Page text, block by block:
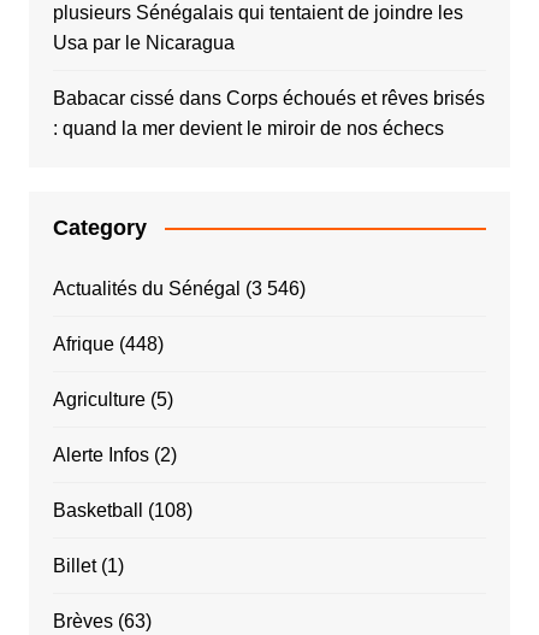
plusieurs Sénégalais qui tentaient de joindre les
Usa par le Nicaragua
Babacar cissédans Corps échoués et rêves brisés
: quand la mer devient le miroir de nos échecs
Category
Actualités du Sénégal (3 546)
Afrique(448)
Agriculture(5)
Alerte Infos(2)
Basketball (108)
Billet(1)
Brèves(63)